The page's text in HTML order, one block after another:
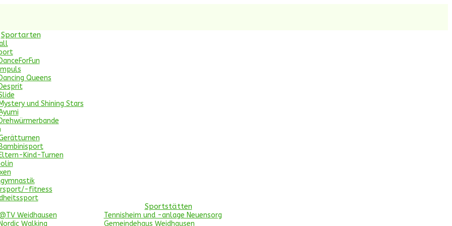
Sportarten
DanceForFun
Impuls
Dancing Queens
Desprit
Mystery und Shining Stars
Drehwürmerbande
Bambinisport
Eltern-Kind-Turnen
fitness
Weidhausen
Nordic Walking
Sportstätten
Tennisheim und -anlage Neuensorg
Gemeindehaus Weidhausen